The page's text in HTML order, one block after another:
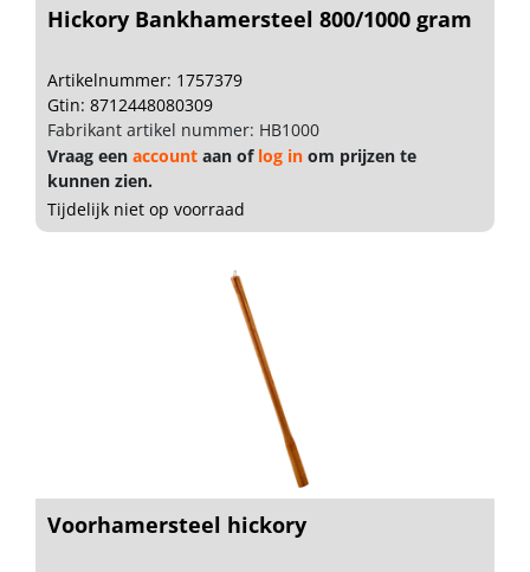
Hickory Bankhamersteel 800/1000 gram
Artikelnummer: 1757379
Gtin: 8712448080309
Fabrikant artikel nummer: HB1000
Vraag een account aan of log in om prijzen te
kunnen zien.
Tijdelijk niet op voorraad
Voorhamersteel hickory